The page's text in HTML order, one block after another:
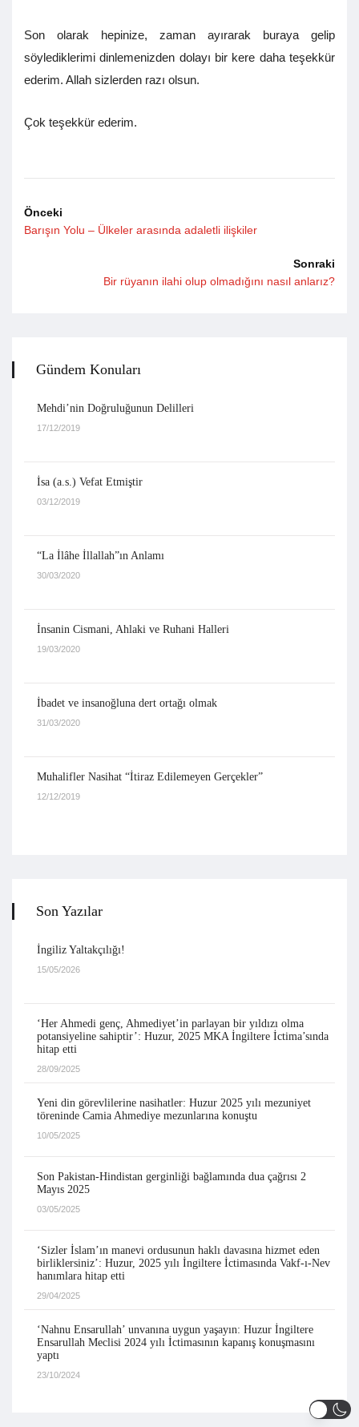
Son olarak hepinize, zaman ayırarak buraya gelip
söylediklerimi dinlemenizden dolayı bir kere daha teşekkür
ederim. Allah sizlerden razı olsun.
Çok teşekkür ederim.
Önceki
Barışın Yolu – Ülkeler arasında adaletli ilişkiler
Sonraki
Bir rüyanın ilahi olup olmadığını nasıl anlarız?
Gündem Konuları
Mehdi’nin Doğruluğunun Delilleri
17/12/2019
İsa (a.s.) Vefat Etmiştir
03/12/2019
“La İlâhe İllallah”ın Anlamı
30/03/2020
İnsanin Cismani, Ahlaki ve Ruhani Halleri
19/03/2020
İbadet ve insanoğluna dert ortağı olmak
31/03/2020
Muhalifler Nasihat “İtiraz Edilemeyen Gerçekler”
12/12/2019
Son Yazılar
İngiliz Yaltakçılığı!
15/05/2026
‘Her Ahmedi genç, Ahmediyet’in parlayan bir yıldızı olma
potansiyeline sahiptir’: Huzur, 2025 MKA İngiltere İctima’sında
hitap etti
28/09/2025
Yeni din görevlilerine nasihatler: Huzur 2025 yılı mezuniyet
töreninde Camia Ahmediye mezunlarına konuştu
10/05/2025
Son Pakistan-Hindistan gerginliği bağlamında dua çağrısı 2
Mayıs 2025
03/05/2025
‘Sizler İslam’ın manevi ordusunun haklı davasına hizmet eden
birliklersiniz’: Huzur, 2025 yılı İngiltere İctimasında Vakf-ı-Nev
hanımlara hitap etti
29/04/2025
‘Nahnu Ensarullah’ unvanına uygun yaşayın: Huzur İngiltere
Ensarullah Meclisi 2024 yılı İctimasının kapanış konuşmasını
yaptı
23/10/2024